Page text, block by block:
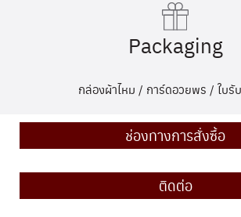
Packaging
กล่องผ้าไหม / การ์ดอวยพร / ใบรั
ช่องทางการสั่งซื้อ
ติดต่อ